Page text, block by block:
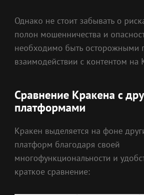
Однако не стоит забывать о
полон мошенничества и
необходимо быть осторожными
взаимодействии с контентом на
Сравнение Кракена с
платформами
Кракен выделяется на фоне
платформ благодаря своей
многофункциональности и
краткое сравнение: